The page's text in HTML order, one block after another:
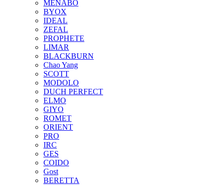
MENABO
BYOX
IDEAL
ZEFAL
PROPHETE
LIMAR
BLACKBURN
Chao Yang
SCOTT
MODOLO
DUCH PERFECT
ELMO
GIYO
ROMET
ORIENT
PRO
IRC
GES
COIDO
Gost
BERETTA